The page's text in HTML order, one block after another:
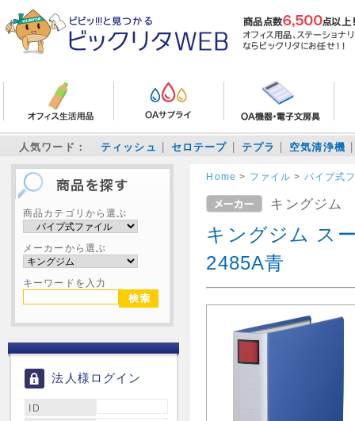
人気ワード： ティッシュ セロテープ テプラ 空気清浄機
商品カテゴリから選ぶ
メーカーから選ぶ
キーワードを入力
法人様ログイン
ID
Home > ファイル > パイプ式
キングジム
キングジム ス
2485A青